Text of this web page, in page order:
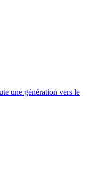
une génération vers le